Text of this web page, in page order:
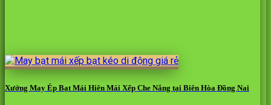
Xưởng May Ép Bạt Mái Hiên Mái Xếp Che Nắng tại Biên Hòa Đồng Nai